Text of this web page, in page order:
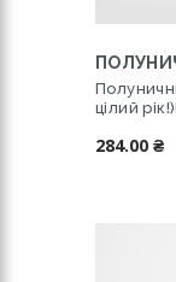
цілий
284.00 ₴